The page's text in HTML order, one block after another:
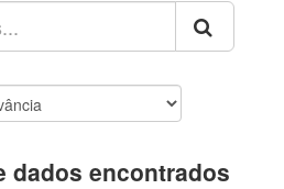
dados encontrados